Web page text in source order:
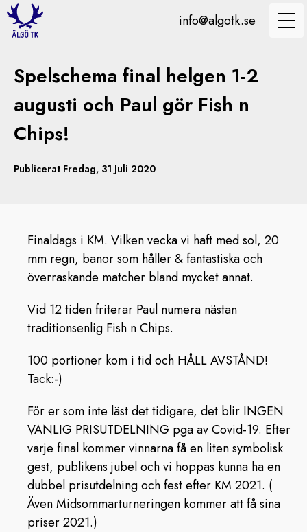
info@algotk.se
Spelschema final helgen 1-2
augusti och Paul gör Fish n
Chips!
Publicerat Fredag, 31 Juli 2020
Finaldags i KM. Vilken vecka vi haft med sol, 20
mm regn, banor som håller & fantastiska och
överraskande matcher bland mycket annat.
Vid 12 tiden friterar Paul numera nästan
traditionsenlig Fish n Chips.
100 portioner kom i tid och HÅLL AVSTÅND!
Tack:-)
För er som inte läst det tidigare, det blir INGEN
VANLIG PRISUTDELNING pga av Covid-19. Efter
varje final kommer vinnarna få en liten symbolisk
gest, publikens jubel och vi hoppas kunna ha en
dubbel prisutdelning och fest efter KM 2021. (
Även Midsommarturneringen kommer att få sina
priser 2021.)